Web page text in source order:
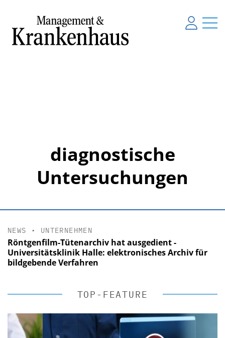
diagnostische
Untersuchungen
NEWS • UNTERNEHMEN
Röntgenfilm-Tütenarchiv hat ausgedient -
Universitätsklinik Halle: elektronisches Archiv für
bildgebende Verfahren
TOP-FEATURE